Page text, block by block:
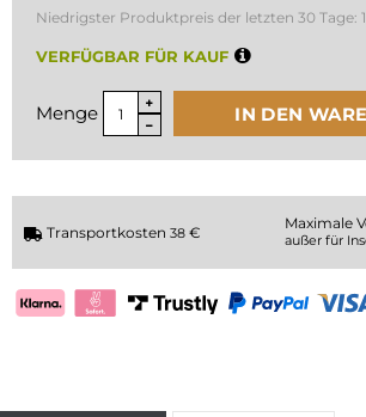
Niedrigster Produktpreis der letzten 30 Tage:
VERFÜGBAR FÜR KAUF
Menge IN DEN
Transportkosten 38 €
Maximale
außer für